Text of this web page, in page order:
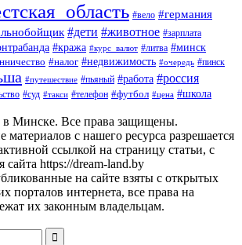
#вело #германия
#дети #животное #зарплата
#кража #курс_валют #литва #минск
#налог #недвижимость #очередь #пинск
#путешествие #пьяный #работа #россия
#суд #такси #телефон #футбол #цена #школа
Минске. Все права защищены.
с нашего ресурса разрешается
ссылкой на страницу статьи, с
сайта https://dream-land.by
на сайте взяты с открытых
порталов интернета, все права на
их законным владельцам.